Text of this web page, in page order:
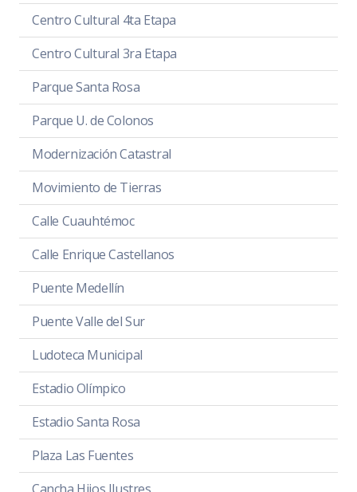
Centro Cultural 4ta Etapa
Centro Cultural 3ra Etapa
Parque Santa Rosa
Parque U. de Colonos
Modernización Catastral
Movimiento de Tierras
Calle Cuauhtémoc
Calle Enrique Castellanos
Puente Medellín
Puente Valle del Sur
Ludoteca Municipal
Estadio Olímpico
Estadio Santa Rosa
Plaza Las Fuentes
Cancha Hijos Ilustres